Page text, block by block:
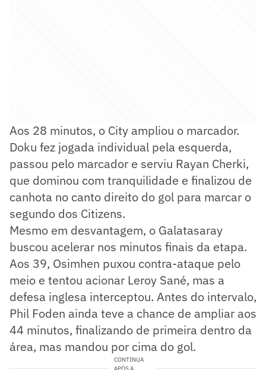
Aos 28 minutos, o City ampliou o marcador.
Doku fez jogada individual pela esquerda,
passou pelo marcador e serviu Rayan Cherki,
que dominou com tranquilidade e finalizou de
canhota no canto direito do gol para marcar o
segundo dos Citizens.
Mesmo em desvantagem, o Galatasaray
buscou acelerar nos minutos finais da etapa.
Aos 39, Osimhen puxou contra-ataque pelo
meio e tentou acionar Leroy Sané, mas a
defesa inglesa interceptou. Antes do intervalo,
Phil Foden ainda teve a chance de ampliar aos
44 minutos, finalizando de primeira dentro da
área, mas mandou por cima do gol.
CONTINUA
APÓS A